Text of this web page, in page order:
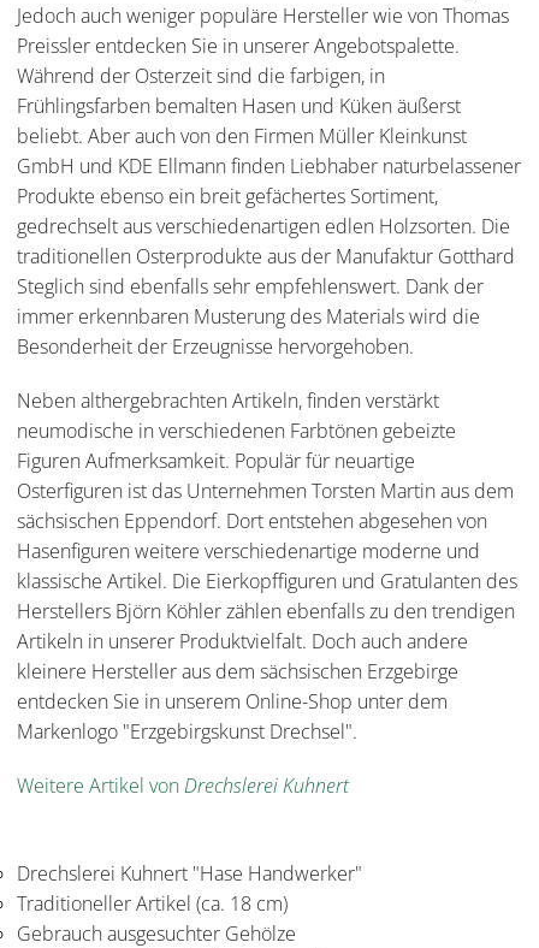
Jedoch auch weniger populäre Hersteller wie von Thomas
Preissler entdecken Sie in unserer Angebotspalette.
Während der Osterzeit sind die farbigen, in
Frühlingsfarben bemalten Hasen und Küken äußerst
beliebt. Aber auch von den Firmen Müller Kleinkunst
GmbH und KDE Ellmann finden Liebhaber naturbelassener
Produkte ebenso ein breit gefächertes Sortiment,
gedrechselt aus verschiedenartigen edlen Holzsorten. Die
traditionellen Osterprodukte aus der Manufaktur Gotthard
Steglich sind ebenfalls sehr empfehlenswert. Dank der
immer erkennbaren Musterung des Materials wird die
Besonderheit der Erzeugnisse hervorgehoben.
Neben althergebrachten Artikeln, finden verstärkt
neumodische in verschiedenen Farbtönen gebeizte
Figuren Aufmerksamkeit. Populär für neuartige
Osterfiguren ist das Unternehmen Torsten Martin aus dem
sächsischen Eppendorf. Dort entstehen abgesehen von
Hasenfiguren weitere verschiedenartige moderne und
klassische Artikel. Die Eierkopffiguren und Gratulanten des
Herstellers Björn Köhler zählen ebenfalls zu den trendigen
Artikeln in unserer Produktvielfalt. Doch auch andere
kleinere Hersteller aus dem sächsischen Erzgebirge
entdecken Sie in unserem Online-Shop unter dem
Markenlogo "Erzgebirgskunst Drechsel".
Weitere Artikel vonDrechslerei Kuhnert
Drechslerei Kuhnert "Hase Handwerker"
Traditioneller Artikel (ca. 18 cm)
Gebrauch ausgesuchter Gehölze